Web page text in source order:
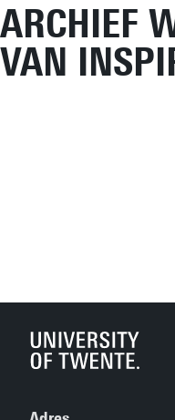
ARCHIEF
VAN